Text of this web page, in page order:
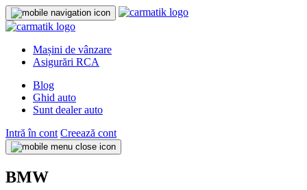
Mașini de vânzare
Asigurări RCA
Blog
Ghid auto
Sunt dealer auto
Intră în cont Creează cont
BMW